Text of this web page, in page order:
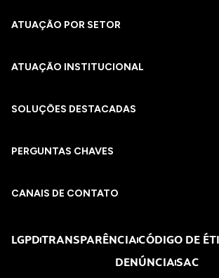
ATUAÇÃO POR SETOR
ATUAÇÃO INSTITUCIONAL
SOLUÇÕES DESTACADAS
PERGUNTAS CHAVES​
CANAIS DE CONTATO
LGPDTRANSPARÊNCIACÓDIGO DE
DENÚNCIASAC